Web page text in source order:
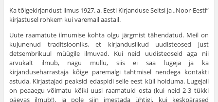
Ka tõlgekirjandust ilmus 1927. a. Eesti Kirjanduse Seltsi ja „Noor-Eesti”
kirjastusel rohkem kui varemail aastail.
Uute raamatute ilmumise kohta olgu järgmist tähen­datud. Meil on
kujunenud traditsiooniks, et kirjanduslikud uudisteosed just
detsembrikuul müügile ilmuvad. Kui neid uudisteoseid aga nii
arvukalt ilmub, nagu mullu, siis ei saa lugeja ja ka
kirjanduseharrastaja kõige paremalgi tahtmisel nendega kontakti
astuda. Kirjastajad peaksid edaspidi selle eest küll hoiduma. Lugejail
on peaaegu võimatu kõiki uusi raamatuid osta (kui neid 2-3 tükki
päevas ilmub!), ja pole siin imestada ühtigi, kui kesk­pärased